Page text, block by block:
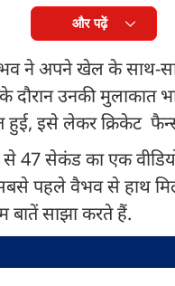
और पढ़ें
ने अपने खेल के साथ-
उनकी मुलाकात
हुई, इसे लेकर क्रिकेट
सेकंड का एक
सबसे पहले वैभव से
साझा करते हैं.